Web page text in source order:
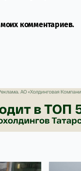
комментариев.